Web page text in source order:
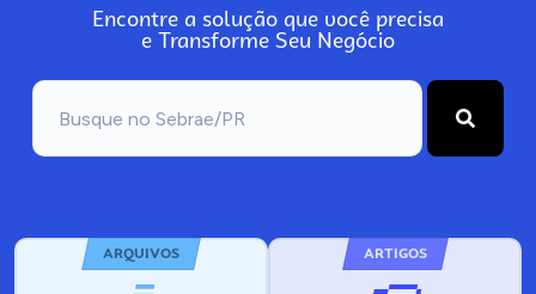
Encontre a solução que você precisa
e Transforme Seu Negócio
ARQUIVOS ARTIGOS